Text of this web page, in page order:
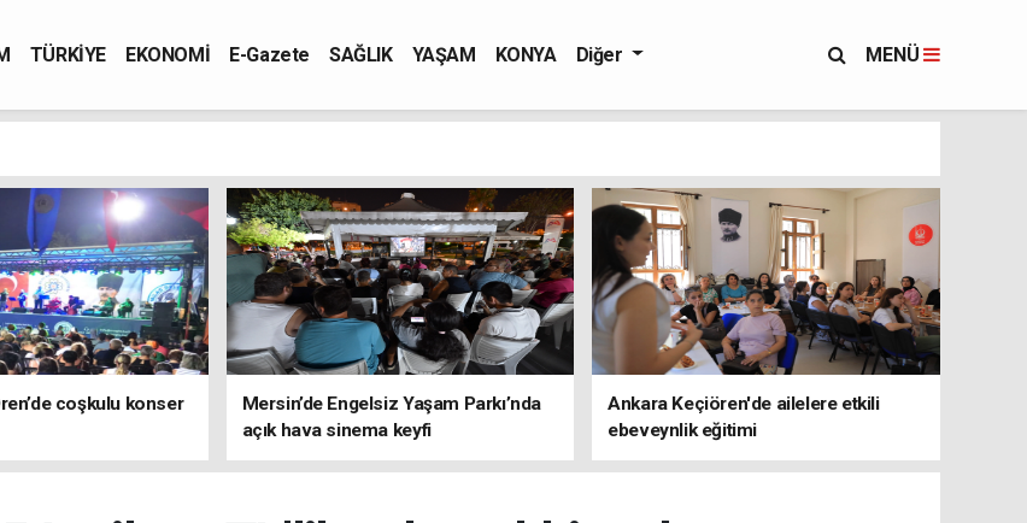
TÜRKİYE EKONOMİ E-Gazete SAĞLIK YAŞAM KONYA Diğer MENÜ
coşkulu konser
Mersin’de Engelsiz Yaşam Parkı’nda
açık hava sinema keyfi
Ankara Keçiören'de ailelere etkili
ebeveynlik eğitimi